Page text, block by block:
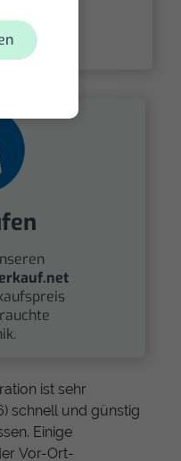
ist sehr
schnell und günstig
Einige
Vor-Ort-